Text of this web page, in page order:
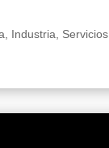
Industria Servicios